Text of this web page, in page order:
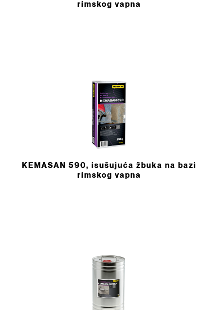
rimskog vapna
KEMASAN 590, isušujuća žbuka na bazi
rimskog vapna